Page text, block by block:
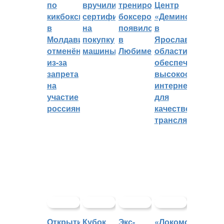
по
кикбоксингу
в
Молдавии
отменён
из-за
запрета
на
участие
россиян
вручили
сертификат
на
покупку
машины
тренировок
боксеров
появился
в
Любиме
Центр
«Демино»
в
Ярославской
области
обеспечивают
интернетом
для
качественных
трансляций